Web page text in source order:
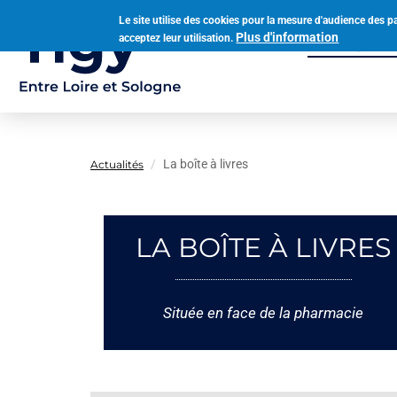
Le site utilise des cookies pour la mesure d'audience des
acceptez leur utilisation. Plus d'information
principal
principale
Municipalité
Actualités La boîte à livres
LA BOÎTE À LIVRES
Située en face de la pharmacie